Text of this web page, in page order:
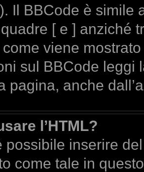
Il BBCode è simile
[ e ] anziché
viene
sul BBCode leggi
pagina, anche
l’HTML?
possibile inserire
come tale in